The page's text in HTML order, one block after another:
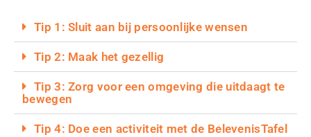
Tip 1: Sluit aan bij persoonlijke wensen
Tip 2: Maak het gezellig
Tip 3: Zorg voor een omgeving die uitdaagt te
bewegen
Tip 4: Doe een activiteit met de BelevenisTafel